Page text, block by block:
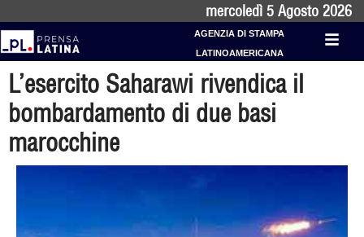
mercoledì 5 Agosto 2026
AGENZIA DI STAMPA
LATINOAMERICANA
L’esercito Saharawi rivendica il
bombardamento di due basi
marocchine